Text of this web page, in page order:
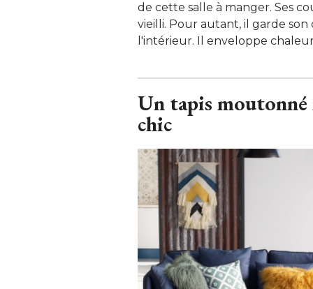
de cette salle à manger. Ses
vieilli. Pour autant, il garde
l'intérieur. Il enveloppe
Un tapis
chic